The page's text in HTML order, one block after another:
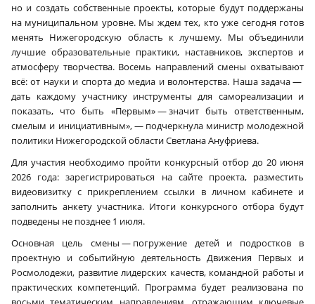
но и создать собственные проекты, которые будут поддержаны
на муниципальном уровне. Мы ждем тех, кто уже сегодня готов
менять Нижегородскую область к лучшему. Мы объединили
лучшие образовательные практики, наставников, экспертов и
атмосферу творчества. Восемь направлений смены охватывают
всё: от науки и спорта до медиа и волонтерства. Наша задача —
дать каждому участнику инструменты для самореализации и
показать, что быть «Первым» — значит быть ответственным,
смелым и инициативным», — подчеркнула министр молодежной
политики Нижегородской области Светлана Ануфриева.
Для участия необходимо пройти конкурсный отбор до 20 июня
2026 года: зарегистрироваться на сайте проекта, разместить
видеовизитку с прикреплением ссылки в личном кабинете и
заполнить анкету участника. Итоги конкурсного отбора будут
подведены не позднее 1 июля.
Основная цель смены — погружение детей и подростков в
проектную и событийную деятельность Движения Первых и
Росмолодежи, развитие лидерских качеств, командной работы и
практических компетенций. Программа будет реализована по